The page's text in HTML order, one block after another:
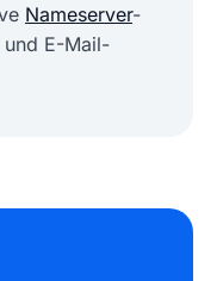
Nameserver-
und E-Mail-